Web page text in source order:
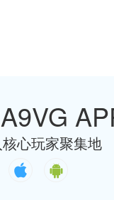
心玩家聚集地